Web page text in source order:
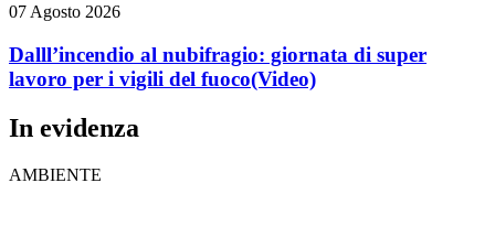
07 Agosto 2026
Dalll’incendio al nubifragio: giornata di super
lavoro per i vigili del fuoco(Video)
In evidenza
AMBIENTE